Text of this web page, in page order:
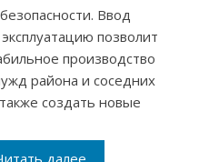
Ввод
позволит
производство
района и соседних
создать новые